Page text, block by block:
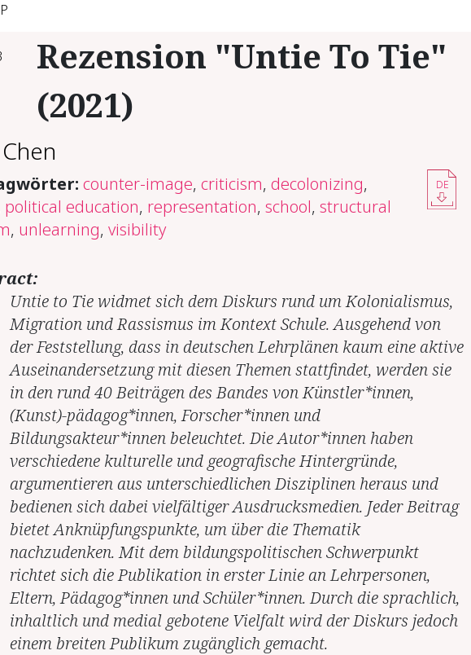
Rezension "Untie To Tie"
(2021)
counter-image, criticism, decolonizing,
political education, representation, school, structural
, unlearning, visibility
DE
Untie to Tie widmet sich dem Diskurs rund um Kolonialismus,
Migration und Rassismus im Kontext Schule. Ausgehend von
der Feststellung, dass in deutschen Lehrplänen kaum eine aktive
Auseinandersetzung mit diesen Themen stattfindet, werden sie
in den rund 40 Beiträgen des Bandes von Künstler*innen,
(Kunst)-pädagog*innen, Forscher*innen und
Bildungsakteur*innen beleuchtet. Die Autor*innen haben
verschiedene kulturelle und geografische Hintergründe,
argumentieren aus unterschiedlichen Disziplinen heraus und
bedienen sich dabei vielfältiger Ausdrucksmedien. Jeder Beitrag
bietet Anknüpfungspunkte, um über die Thematik
nachzudenken. Mit dem bildungspolitischen Schwerpunkt
richtet sich die Publikation in erster Linie an Lehrpersonen,
Eltern, Pädagog*innen und Schüler*innen. Durch die sprachlich,
inhaltlich und medial gebotene Vielfalt wird der Diskurs jedoch
einem breiten Publikum zugänglich gemacht.